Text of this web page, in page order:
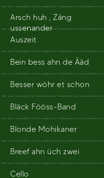
Arsch huh , Zäng
ussenander
Auszeit
Bein bess ahn de Ääd
Besser wöhr et schon
Bläck Fööss-Band
Blonde Mohikaner
Breef ahn üch zwei
Cello